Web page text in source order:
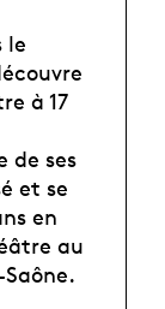
le
à 17
de ses
et se
en
au